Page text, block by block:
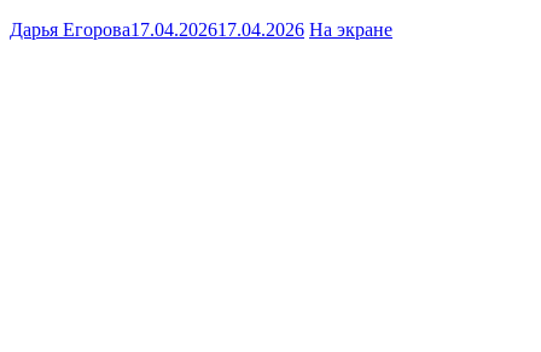
Дарья Егорова17.04.202617.04.2026 На экране